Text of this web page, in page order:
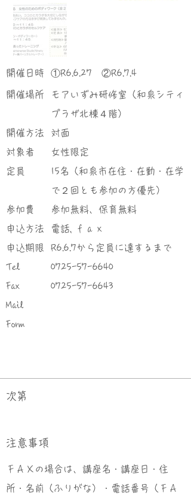
​開催日時
​開催場所
​開催方法
対象者
定員
参加費
申込方法
申込期限
Tel
Fax
Mail
Form
①R6.6.27 ②R6.7.4
モアいずみ研修室（和泉シティ
プラザ北棟４階）
対面
女性限定
15名（和泉市在住・在勤・在学
で２回とも参加の方優先）
参加無料、保育無料
電話, ｆａｘ
R6.6.7から定員に達するまで
0725-57-6640
0725-57-6643
次第
​注意事項
ＦＡＸの場合は、講座名・講座日・住
所・名前（ふりがな）・電話番号（ＦＡ